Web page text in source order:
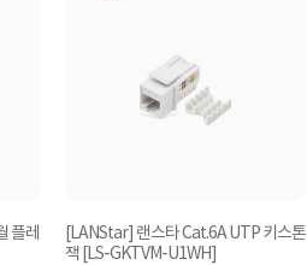
플레
[LANStar] 랜스타 Cat.6A UTP 키스톤
잭 [LS-GKTVM-U1WH]